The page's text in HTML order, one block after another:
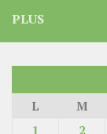
PLUS
L
M
1
2